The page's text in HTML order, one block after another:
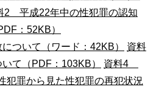
2 平成22年中の性犯罪の認知
：52KB）
ついて（ワード：42KB）
資料
て（PDF：103KB）
資料4
犯罪から見た性犯罪の再犯状況